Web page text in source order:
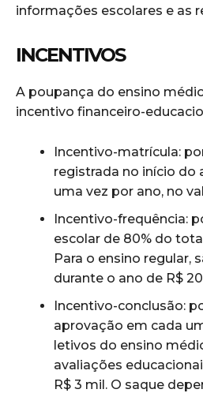
informações escolares e as
INCENTIVOS
A poupança do ensino
incentivo financeiro-
Incentivo-matrícula:
registrada no início do
uma vez por ano, no
Incentivo-frequência:
escolar de 80% do
Para o ensino regular,
durante o ano de R$
Incentivo-conclusão:
aprovação em cada
letivos do ensino
avaliações
R$ 3 mil. O saque